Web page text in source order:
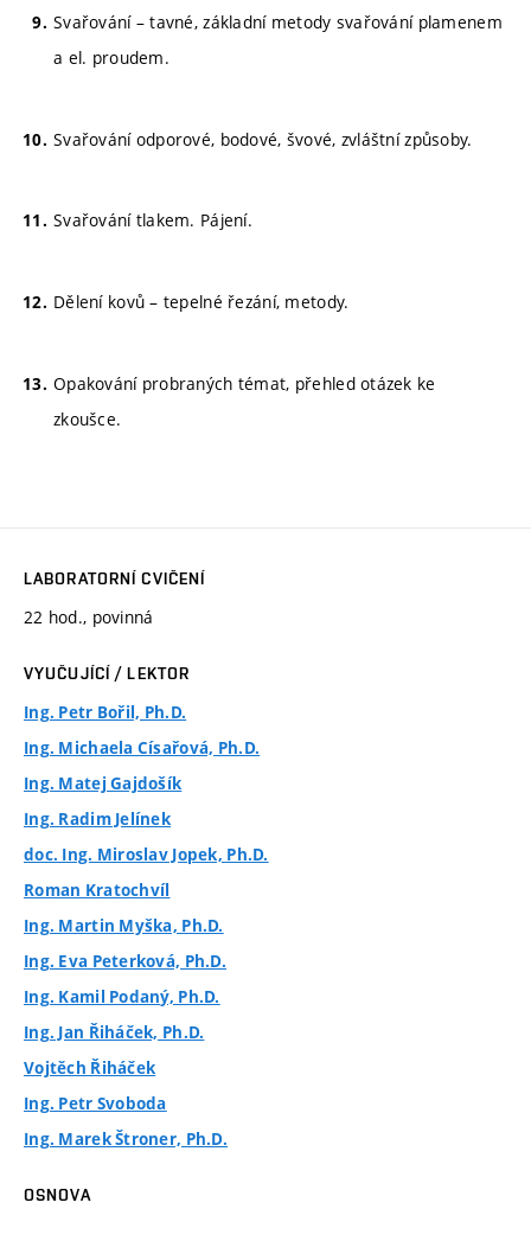
Svařování – tavné, základní metody svařování plamenem
a el. proudem.
Svařování odporové, bodové, švové, zvláštní způsoby.
Svařování tlakem. Pájení.
Dělení kovů – tepelné řezání, metody.
Opakování probraných témat, přehled otázek ke
zkoušce.
LABORATORNÍ CVIČENÍ
22 hod., povinná
VYUČUJÍCÍ / LEKTOR
Ing. Petr Bořil, Ph.D.
Ing. Michaela Císařová, Ph.D.
Ing. Matej Gajdošík
Ing. Radim Jelínek
doc. Ing. Miroslav Jopek, Ph.D.
Roman Kratochvíl
Ing. Martin Myška, Ph.D.
Ing. Eva Peterková, Ph.D.
Ing. Kamil Podaný, Ph.D.
Ing. Jan Řiháček, Ph.D.
Vojtěch Řiháček
Ing. Petr Svoboda
Ing. Marek Štroner, Ph.D.
OSNOVA